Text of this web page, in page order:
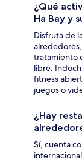
¿Qué
Ha Bay y
Disfruta de
tratamiento
libre.
fitness
juegos o
¿Hay
Sí, cuenta